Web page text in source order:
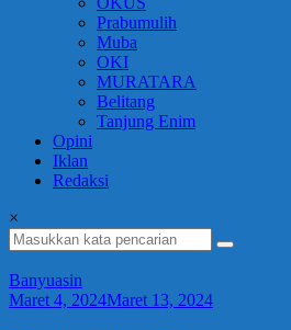
Prabumulih
Muba
OKI
MURATARA
Belitang
Tanjung Enim
Opini
Iklan
Redaksi
×
Banyuasin
Maret 4, 2024Maret 13, 2024